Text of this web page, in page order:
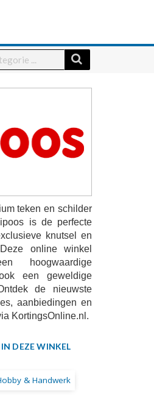
teken en schilder
is de perfecte
knutsel en
online winkel
hoogwaardige
een geweldige
de nieuwste
aanbiedingen en
KortingsOnline.nl.
DEZE WINKEL
& Handwerk